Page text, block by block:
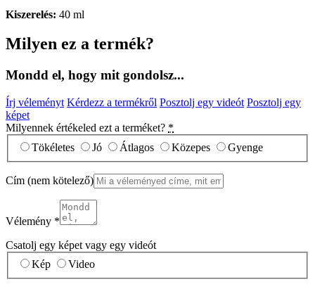
Kiszerelés: 40 ml
Milyen ez a termék?
Mondd el, hogy mit gondolsz...
Írj véleményt Kérdezz a termékről Posztolj egy videót Posztolj egy
képet
Milyennek értékeled ezt a terméket? *
Tökéletes
Jó Átlagos Közepes Gyenge
Cím (nem kötelező)
Vélemény *
Csatolj egy képet vagy egy videót
Kép
Video